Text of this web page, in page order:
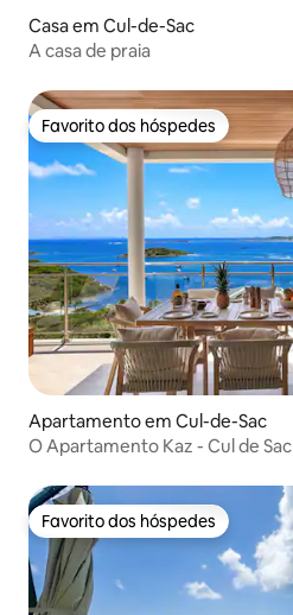
Casa em Cul-de-Sac
A casa de praia
Favorito dos hóspedes
Favorito dos hóspedes
Apartamento em Cul-de-Sac
O Apartamento Kaz - Cul de Sac
Favorito dos hóspedes
Favorito dos hóspedes